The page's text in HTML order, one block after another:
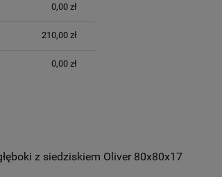
0,00 zł
210,00 zł
0,00 zł
z siedziskiem Oliver 80x80x17